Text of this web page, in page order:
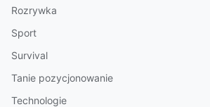
Rozrywka
Sport
Survival
Tanie pozycjonowanie
Technologie